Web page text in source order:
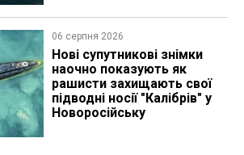
06 серпня 2026
Нові супутникові знімки
наочно показують як
рашисти захищають свої
підводні носії "Калібрів" у
Новоросійську